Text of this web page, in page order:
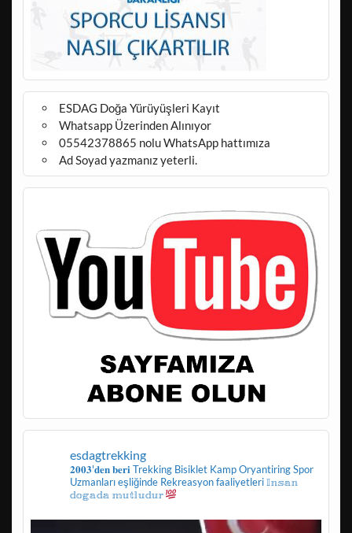
ESDAG Doğa Yürüyüşleri Kayıt
Whatsapp Üzerinden Alınıyor
05542378865 nolu WhatsApp hattımıza
Ad Soyad yazmanız yeterli.
esdagtrekking
𝟐𝟎𝟎𝟑'𝐝𝐞𝐧 𝐛𝐞𝐫𝐢 TrekkingBisikletKampOryantiringSpor
Uzmanları eşliğinde Rekreasyon faaliyetleri𝕀𝕟𝕤𝕒𝕟
𝕕𝕠𝕘𝕒𝕕𝕒 𝕞𝕦𝕥𝕝𝕦𝕕𝕦𝕣